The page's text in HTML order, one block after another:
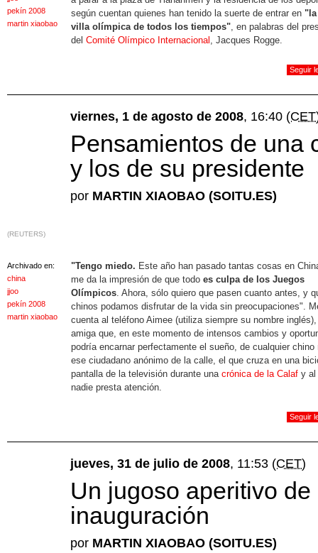
pekín 2008
martin xiaobao
según cuentan quienes han tenido la suerte de entrar en "la
villa olímpica de todos los tiempos", en palabras del
del Comité Olímpico Internacional , Jacques Rogge.
Seguir
viernes, 1 de agosto de 2008, 16:40
Pensamientos de una
y los de su presidente
por MARTIN XIAOBAO (SOITU.ES)
(REUTERS)
Archivado en:
china
jjoo
pekín 2008
martin xiaobao
"Tengo miedo. Este año han pasado tantas cosas en
me da la impresión de que todo es culpa de los Juegos
Olímpicos. Ahora, sólo quiero que pasen cuanto antes, y
chinos podamos disfrutar de la vida sin preocupaciones".
cuenta al teléfono Aimee (utiliza siempre su nombre
amiga que, en este momento de intensos cambios y
podría encarnar perfectamente el sueño, de cualquier chino
ese ciudadano anónimo de la calle, el que cruza en una
pantalla de la televisión durante una crónica de la Calaf y al
nadie presta atención.
Seguir
jueves, 31 de julio de 2008, 11:53 (CET)
Un jugoso aperitivo de
inauguración
por MARTIN XIAOBAO (SOITU.ES)